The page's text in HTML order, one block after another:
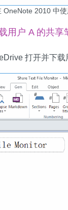
OneNote 2010 中
用户 A 的共享
打开并下载